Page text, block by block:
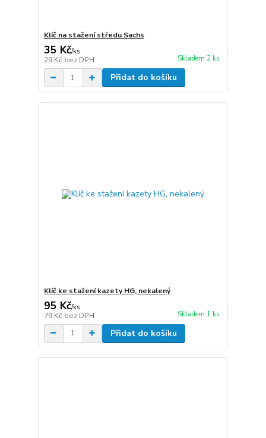
Klíč na stažení středu Sachs
35 Kč/ks
29 Kč bez DPH Skladem 2 ks
Přidat do košíku
Klíč ke stažení kazety HG, nekalený
95 Kč/ks
79 Kč bez DPH Skladem 1 ks
Přidat do košíku